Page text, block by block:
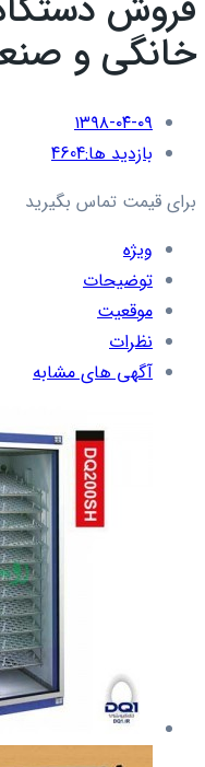
فروش
خانگی و
۱۳۹۸-۰۴-۰۹
بازدید ها:4604
برای قیمت تماس بگیرید
ویژه
توضیحات
موقعیت
نظرات
آگهی های مشابه